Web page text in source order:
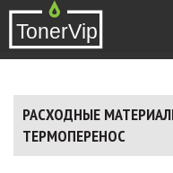
РАСХОДНЫЕ
ТЕРМОПЕРЕНОС